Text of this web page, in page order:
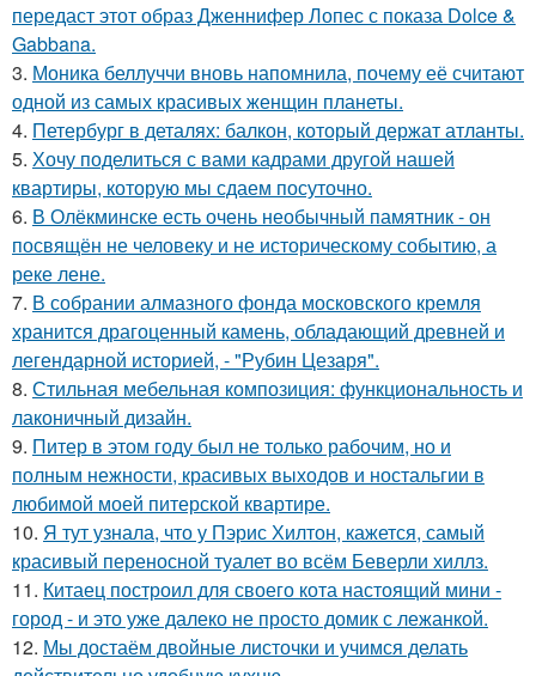
передаст этот образ Дженнифер Лопес с показа Dolce &
Gabbana.
3. Моника беллуччи вновь напомнила, почему её считают
одной из самых красивых женщин планеты.
4. Петербург в деталях: балкон, который держат атланты.
5. Хочу поделиться с вами кадрами другой нашей
квартиры, которую мы сдаем посуточно.
6. В Олёкминске есть очень необычный памятник - он
посвящён не человеку и не историческому событию, а
реке лене.
7. В собрании алмазного фонда московского кремля
хранится драгоценный камень, обладающий древней и
легендарной историей, - "Рубин Цезаря".
8. Стильная мебельная композиция: функциональность и
лаконичный дизайн.
9. Питер в этом году был не только рабочим, но и
полным нежности, красивых выходов и ностальгии в
любимой моей питерской квартире.
10. Я тут узнала, что у Пэрис Хилтон, кажется, самый
красивый переносной туалет во всём Беверли хиллз.
11. Китаец построил для своего кота настоящий мини -
город - и это уже далеко не просто домик с лежанкой.
12. Мы достаём двойные листочки и учимся делать